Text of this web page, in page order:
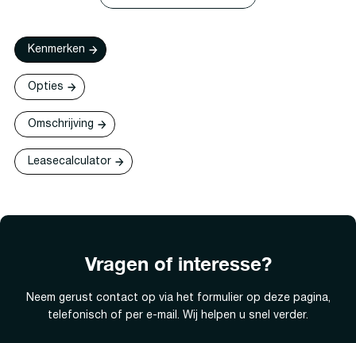
Kenmerken
Opties
Omschrijving
Leasecalculator
Vragen of interesse?
Neem gerust contact op via het formulier op deze pagina,
telefonisch of per e-mail. Wij helpen u snel verder.